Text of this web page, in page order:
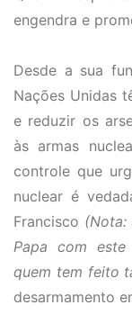
engendra e
Desde a sua
Nações Unidas
e reduzir os
às armas
controle que
nuclear é
Francisco (Nota:
Papa com
quem tem feito
desarmamento